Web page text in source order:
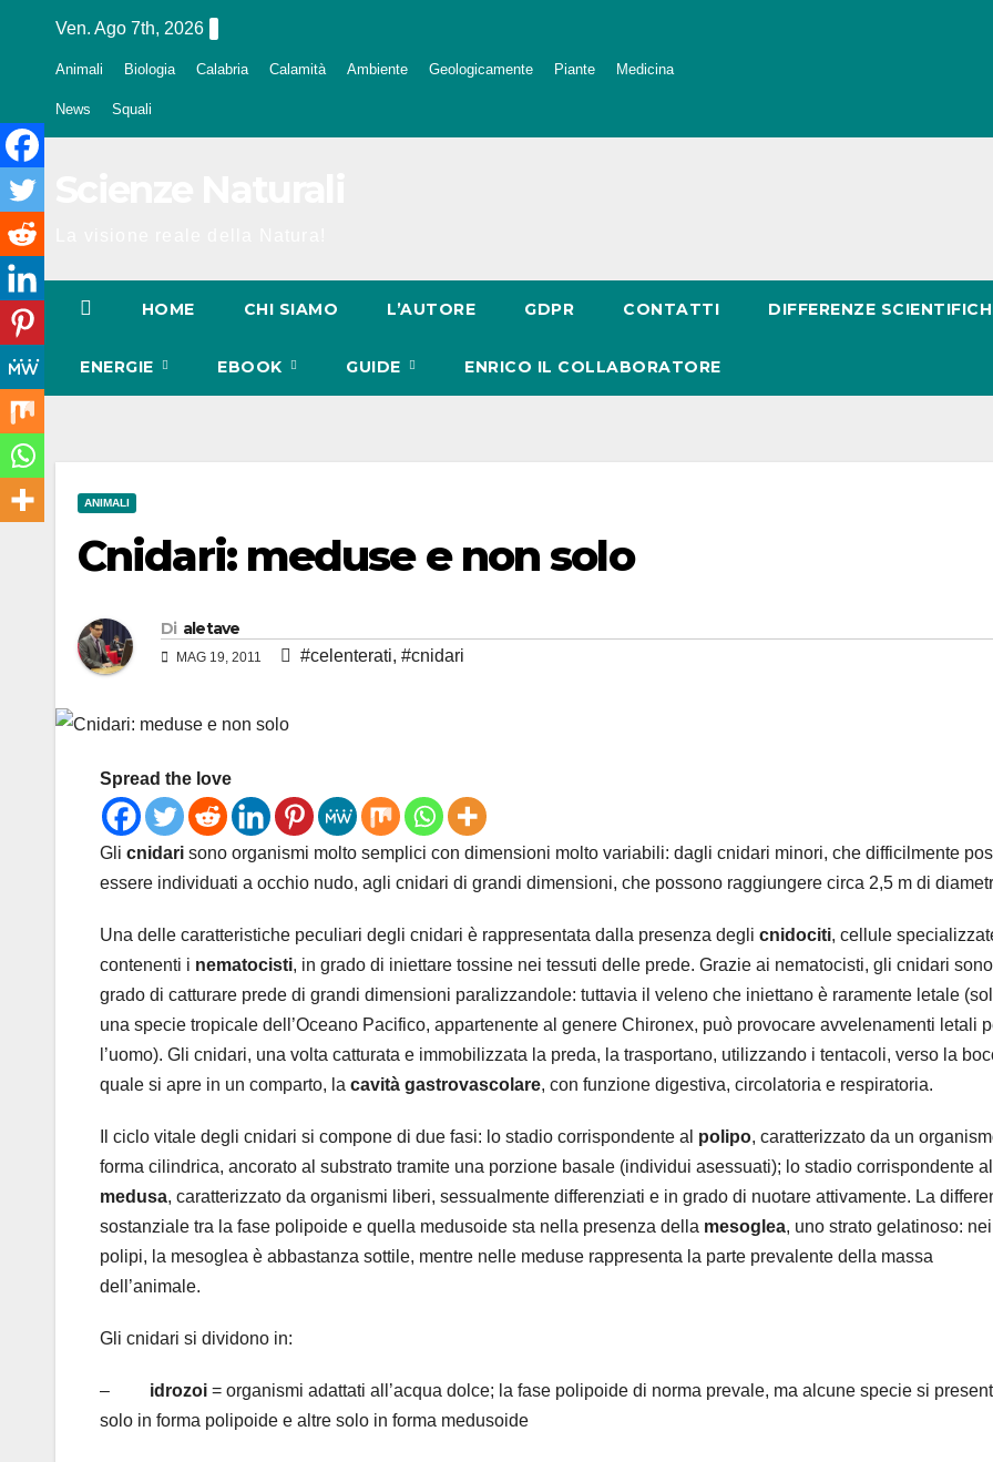
Ven. Ago 7th, 2026
Animali Biologia Calabria Calamità Ambiente Geologicamente Piante Medicina
News Squali
HOME CHI SIAMO L’AUTORE GDPR CONTATTI DIFFERENZE
ENERGIE EBOOK GUIDE ENRICO IL COLLABORATORE
ANIMALI
Cnidari: meduse e non solo
Di aletave
MAG 19, 2011 #celenterati, #cnidari
Spread the love
Gli cnidari sono organismi molto semplici con dimensioni molto variabili: dagli cnidari minori, che difficilmente
essere individuati a occhio nudo, agli cnidari di grandi dimensioni, che possono raggiungere circa 2,5 m di
Una delle caratteristiche peculiari degli cnidari è rappresentata dalla presenza degli cnidociti, cellule
contenenti i nematocisti, in grado di iniettare tossine nei tessuti delle prede. Grazie ai nematocisti, gli cnidari
grado di catturare prede di grandi dimensioni paralizzandole: tuttavia il veleno che iniettano è raramente letale
una specie tropicale dell’Oceano Pacifico, appartenente al genere Chironex, può provocare avvelenamenti letali
l’uomo). Gli cnidari, una volta catturata e immobilizzata la preda, la trasportano, utilizzando i tentacoli, verso la
quale si apre in un comparto, la cavità gastrovascolare, con funzione digestiva, circolatoria e respiratoria.
Il ciclo vitale degli cnidari si compone di due fasi: lo stadio corrispondente al polipo, caratterizzato da un
forma cilindrica, ancorato al substrato tramite una porzione basale (individui asessuati); lo stadio corrispondente
medusa, caratterizzato da organismi liberi, sessualmente differenziati e in grado di nuotare attivamente. La
sostanziale tra la fase polipoide e quella medusoide sta nella presenza della mesoglea, uno strato gelatinoso: nei
polipi, la mesoglea è abbastanza sottile, mentre nelle meduse rappresenta la parte prevalente della massa
dell’animale.
Gli cnidari si dividono in:
– idrozoi = organismi adattati all’acqua dolce; la fase polipoide di norma prevale, ma alcune specie si
solo in forma polipoide e altre solo in forma medusoide